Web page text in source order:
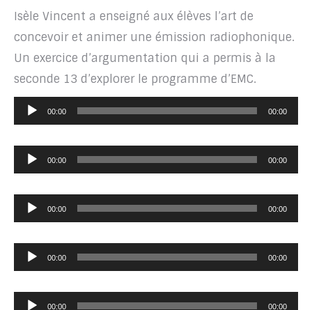
Isèle Vincent a enseigné aux élèves l’art de
concevoir et animer une émission radiophonique.
Un exercice d’argumentation qui a permis à la
seconde 13 d’explorer le programme d’EMC.
Lecteur
audio
00:00 00:00
Lecteur
audio
00:00 00:00
Lecteur
audio
00:00 00:00
Lecteur
audio
00:00 00:00
Lecteur00:00 00:00